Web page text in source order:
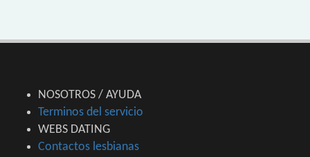
NOSOTROS / AYUDA
Terminos del servicio
WEBS DATING
Contactos lesbianas